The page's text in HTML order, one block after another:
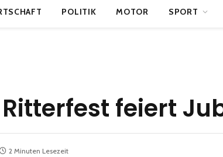
POLITIK MOTOR SPORT
feiert
2 Minuten Lesezeit